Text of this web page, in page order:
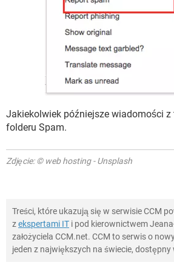
Jakiekolwiek późniejsze wiadomości z
folderu Spam.
Zdjęcie: © web hosting - Unsplash
Treści, które ukazują się w serwisie CCM
zekspertami IT i pod kierownictwem
założyciela CCM.net. CCM to serwis o
jeden z największych na świecie, dostępny